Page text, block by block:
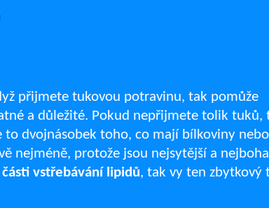
přijmete tukovou potravinu, tak pomůže
a důležité. Pokud nepřijmete tolik tuků,
to dvojnásobek toho, co mají bílkoviny nebo
nejméně, protože jsou nejsytější a
vstřebávání lipidů, tak vy ten zbytkový